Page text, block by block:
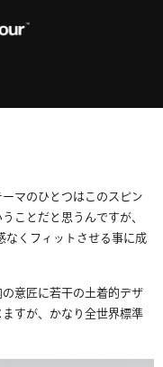
マのひとつはこのスピン
ことだと思うんですが、
くフィットさせる事に成
意匠に若干の土着的デザ
すが、かなり全世界標準